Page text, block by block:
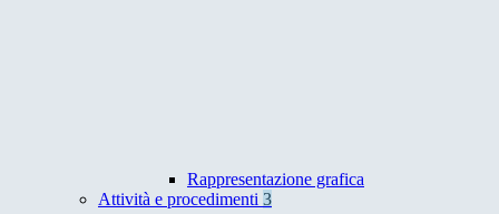
Rappresentazione grafica
Attività e procedimenti 3